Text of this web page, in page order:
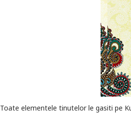
Toate elementele tinutelor le gasiti pe